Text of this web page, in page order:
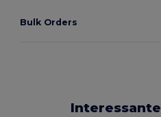
Bulk Orders